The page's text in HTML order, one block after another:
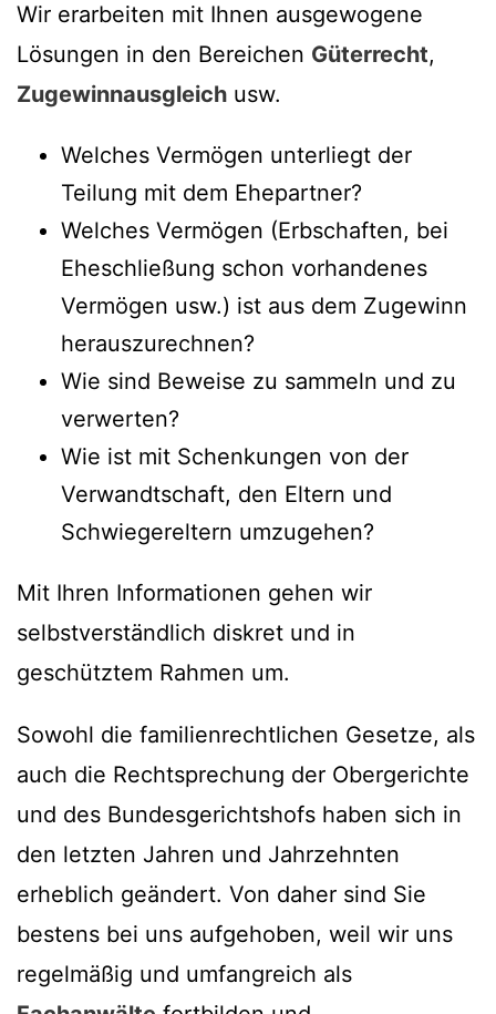
Wir erarbeiten mit Ihnen ausgewogene
Lösungen in den Bereichen Güterrecht,
Zugewinnausgleich usw.
Welches Vermögen unterliegt der
Teilung mit dem Ehepartner?
Welches Vermögen (Erbschaften, bei
Eheschließung schon vorhandenes
Vermögen usw.) ist aus dem Zugewinn
herauszurechnen?
Wie sind Beweise zu sammeln und zu
verwerten?
Wie ist mit Schenkungen von der
Verwandtschaft, den Eltern und
Schwiegereltern umzugehen?
Mit Ihren Informationen gehen wir
selbstverständlich diskret und in
geschütztem Rahmen um.
Sowohl die familienrechtlichen Gesetze, als
auch die Rechtsprechung der Obergerichte
und des Bundesgerichtshofs haben sich in
den letzten Jahren und Jahrzehnten
erheblich geändert. Von daher sind Sie
bestens bei uns aufgehoben, weil wir uns
regelmäßig und umfangreich als